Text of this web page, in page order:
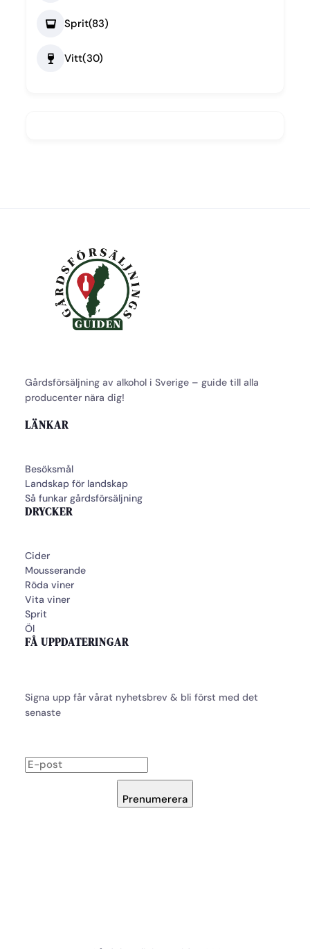
Sprit(83)
Vitt(30)
Gårdsförsäljning av alkohol i Sverige – guide till alla
producenter nära dig!
LÄNKAR
Besöksmål
Landskap för landskap
Så funkar gårdsförsäljning
DRYCKER
Cider
Mousserande
Röda viner
Vita viner
Sprit
Öl
FÅ UPPDATERINGAR
Signa upp får vårat nyhetsbrev & bli först med det
senaste
Prenumerera